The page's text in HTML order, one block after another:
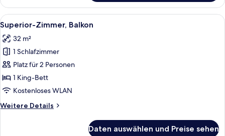
Doppel-
oder
-
Zweibettzimmer,
Nichtraucher,
Balkon
Alle
Fotos
für
Superior-
Zimmer,
Balkon
anzeigen
Ein modernes Hotelzimmer mit
4
Superior-Zimmer, Balkon
32 m²
1 Schlafzimmer
Platz für 2 Personen
1 King-Bett
Kostenloses WLAN
Weitere Details
Weitere
Daten auswählen und Preise sehen